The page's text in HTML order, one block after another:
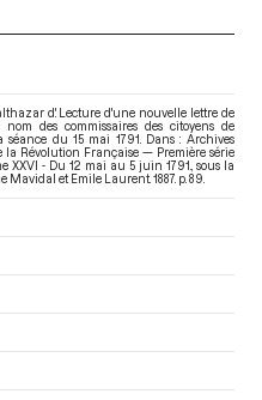
d'. Lecture d'une nouvelle lettre de
nom des commissaires des citoyens de
séance du 15 mai 1791. Dans : Archives
la Révolution Française — Première série
XXVI - Du 12 mai au 5 juin 1791.
, sous la
Mavidal et Emile Laurent. 1887. p. 89.